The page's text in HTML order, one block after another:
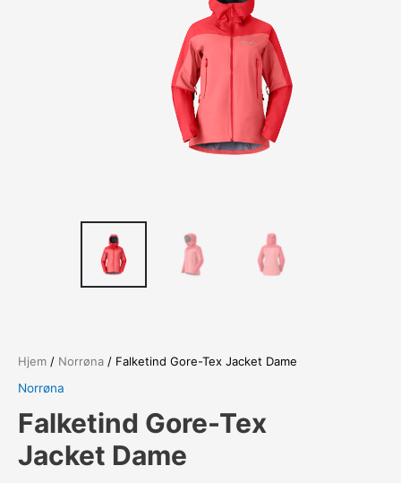
Hjem / Norrøna / Falketind Gore-Tex Jacket Dame
Norrøna
Falketind Gore-Tex
Jacket Dame